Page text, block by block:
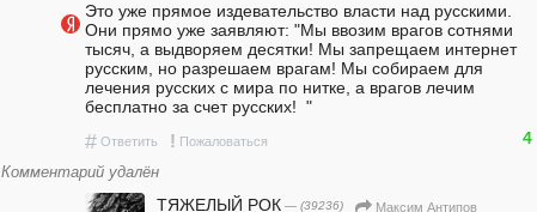
Это уже прямое издевательство власти над русскими.
Они прямо уже заявляют: "Мы ввозим врагов сотнями
тысяч, а выдворяем десятки! Мы запрещаем интернет
русским, но разрешаем врагам! Мы собираем для
лечения русских с мира по нитке, а врагов лечим
бесплатно за счет русских!  "
# Ответить ! Пожаловаться 4
Комментарий удалён
ТЯЖЕЛЫЙ РОК — (39236)
Максим Антипов